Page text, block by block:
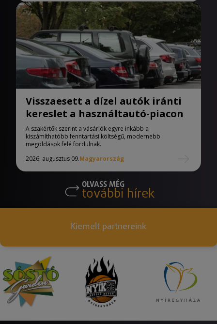
Visszaesett a dízel autók iránti
kereslet a használtautó-piacon
A szakértők szerint a vásárlók egyre inkább a
kiszámíthatóbb fenntartási költségű, modernebb
megoldások felé fordulnak.
2026. augusztus 09.Magyarország
OLVASS MÉG
további hírek
Kiemelt partnereink